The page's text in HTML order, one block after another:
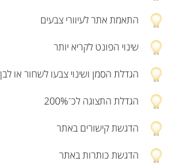
התאמת אתר לעיוורי צבעים
שינוי הפונט לקריא יותר
הגדלת הסמן ושינוי צבעו לשחור או לבן
הגדלת התצוגה לכ־200%
הדגשת קישורים באתר
הדגשת כותרות באתר